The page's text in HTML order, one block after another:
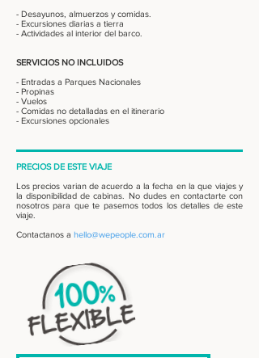
- Desayunos, almuerzos y comidas.
- Excursiones diarias a tierra
- Actividades al interior del barco.
SERVICIOS NO INCLUIDOS
- Entradas a Parques Nacionales
- Propinas
- Vuelos
- Comidas no detalladas en el itinerario
- Excursiones opcionales
PRECIOS DE ESTE VIAJE
Los precios varian de acuerdo a la fecha en la que viajes y
la disponibilidad de cabinas. No dudes en contactarte con
nosotros para que te pasemos todos los detalles de este
viaje.
Contactanos a hello@wepeople.com.ar